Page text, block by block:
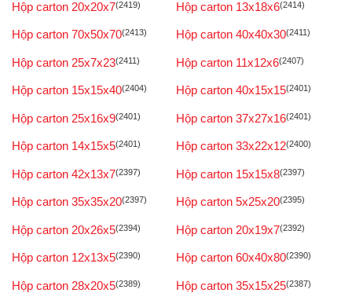
Hộp carton 20x20x7(2419) Hộp carton 13x18x6(2414)
Hộp carton 70x50x70(2413) Hộp carton 40x40x30(2411)
Hộp carton 25x7x23(2411) Hộp carton 11x12x6(2407)
Hộp carton 15x15x40(2404) Hộp carton 40x15x15(2401)
Hộp carton 25x16x9(2401) Hộp carton 37x27x16(2401)
Hộp carton 14x15x5(2401) Hộp carton 33x22x12(2400)
Hộp carton 42x13x7(2397) Hộp carton 15x15x8(2397)
Hộp carton 35x35x20(2397) Hộp carton 5x25x20(2395)
Hộp carton 20x26x5(2394) Hộp carton 20x19x7(2392)
Hộp carton 12x13x5(2390) Hộp carton 60x40x80(2390)
Hộp carton 28x20x5(2389) Hộp carton 35x15x25(2387)